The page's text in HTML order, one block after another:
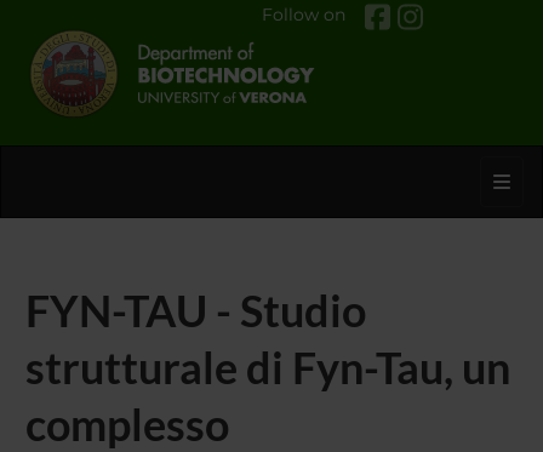
Follow on
FYN-TAU - Studio
strutturale di Fyn-Tau, un
complesso